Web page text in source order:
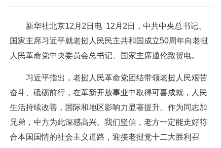
新华社北京12月2日电 12月2日，中共中央总书记、
国家主席习近平就老挝人民民主共和国成立50周年向老挝
人民革命党中央委员会总书记、国家主席通伦致贺电。
习近平指出，老挝人民革命党团结带领老挝人民艰苦
奋斗、砥砺前行，在革新开放事业中取得可喜成就，人民
生活持续改善，国际和地区影响力显著提升。作为同志加
兄弟，中方为此深感高兴。我们坚信，老方一定能走好符
合本国国情的社会主义道路，迎接老挝党十二大胜利召